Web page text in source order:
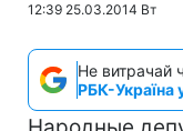
12:39 25.03.2014 Вт
Не витрачай
РБК-Україна